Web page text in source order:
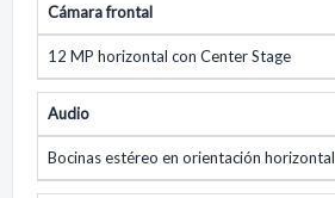
Cámara frontal
12 MP horizontal con Center Stage
Audio
Bocinas estéreo en orientación horizontal